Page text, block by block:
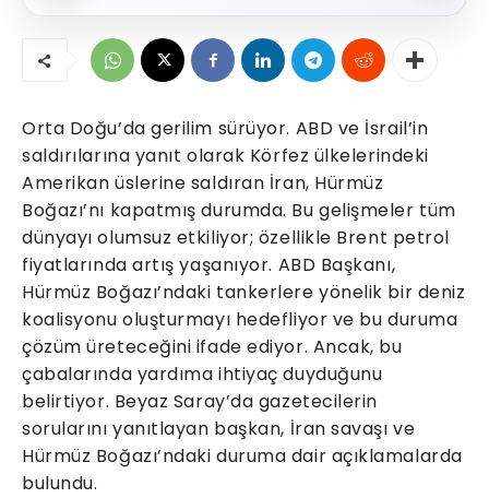
Orta Doğu’da gerilim sürüyor. ABD ve İsrail’in
saldırılarına yanıt olarak Körfez ülkelerindeki
Amerikan üslerine saldıran İran, Hürmüz
Boğazı’nı kapatmış durumda. Bu gelişmeler tüm
dünyayı olumsuz etkiliyor; özellikle Brent petrol
fiyatlarında artış yaşanıyor. ABD Başkanı,
Hürmüz Boğazı’ndaki tankerlere yönelik bir deniz
koalisyonu oluşturmayı hedefliyor ve bu duruma
çözüm üreteceğini ifade ediyor. Ancak, bu
çabalarında yardıma ihtiyaç duyduğunu
belirtiyor. Beyaz Saray’da gazetecilerin
sorularını yanıtlayan başkan, İran savaşı ve
Hürmüz Boğazı’ndaki duruma dair açıklamalarda
bulundu.